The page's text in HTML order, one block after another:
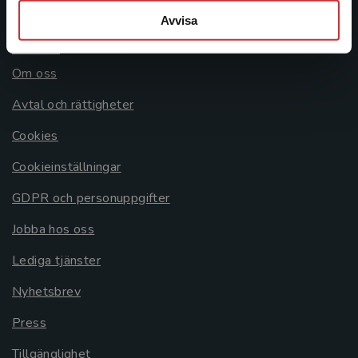
Avvisa
Allmänna länkar
Om oss
Avtal och rättigheter
Cookies
Cookieinställningar
GDPR och personuppgifter
Jobba hos oss
Lediga tjänster
Nyhetsbrev
Press
Tillgänglighet